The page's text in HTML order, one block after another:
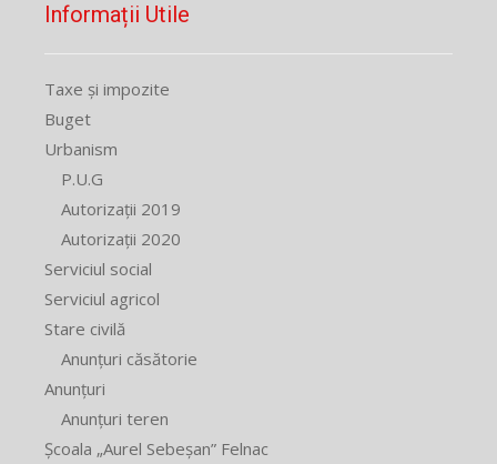
Informații Utile
Taxe și impozite
Buget
Urbanism
P.U.G
Autorizații 2019
Autorizații 2020
Serviciul social
Serviciul agricol
Stare civilă
Anunțuri căsătorie
Anunțuri
Anunțuri teren
Școala „Aurel Sebeșan” Felnac